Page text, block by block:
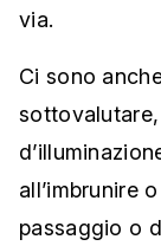
via.
Ci sono
all’imbrunire
passaggio o